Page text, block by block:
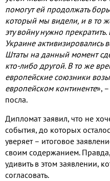
помогут ей продолжать
который мы видели, и в то
эту войну нужно прекратить.
Украине активизировались
Штаты на данный момент
кто-либо другой. В то же
европейские союзники
европейском континенте»,
посла.
Дипломат заявил, что не
события, до которых
уверяет – итоговое
своим содержанием.
удивить в этом заявлении,
согласовать.